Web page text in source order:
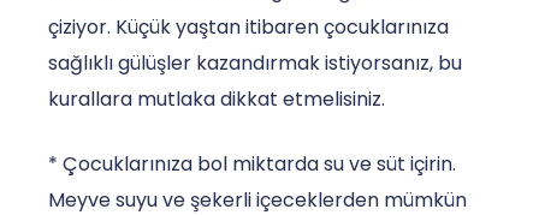
çiziyor. Küçük yaştan itibaren çocuklarınıza
sağlıklı gülüşler kazandırmak istiyorsanız, bu
kurallara mutlaka dikkat etmelisiniz.
* Çocuklarınıza bol miktarda su ve süt içirin.
Meyve suyu ve şekerli içeceklerden mümkün